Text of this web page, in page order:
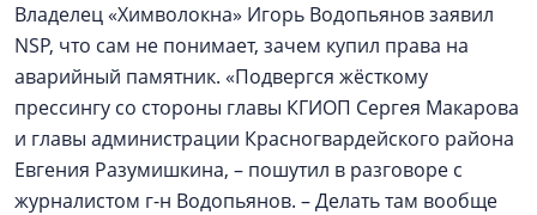
Владелец «Химволокна» Игорь Водопьянов заявил
NSP, что сам не понимает, зачем купил права на
аварийный памятник. «Подвергся жёсткому
прессингу со стороны главы КГИОП Сергея Макарова
и главы администрации Красногвардейского района
Евгения Разумишкина, – пошутил в разговоре с
журналистом г-н Водопьянов. – Делать там вообще